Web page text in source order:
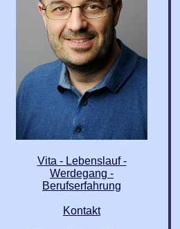
Vita - Lebenslauf -
Werdegang -
Berufserfahrung
Kontakt